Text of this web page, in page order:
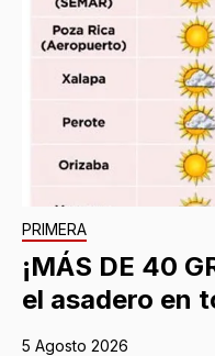
PRIMERA
¡MÁS DE 40
el asadero en
5 Agosto 2026